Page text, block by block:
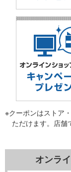
※クーポンはストア
ただけます。店舗
オンラ